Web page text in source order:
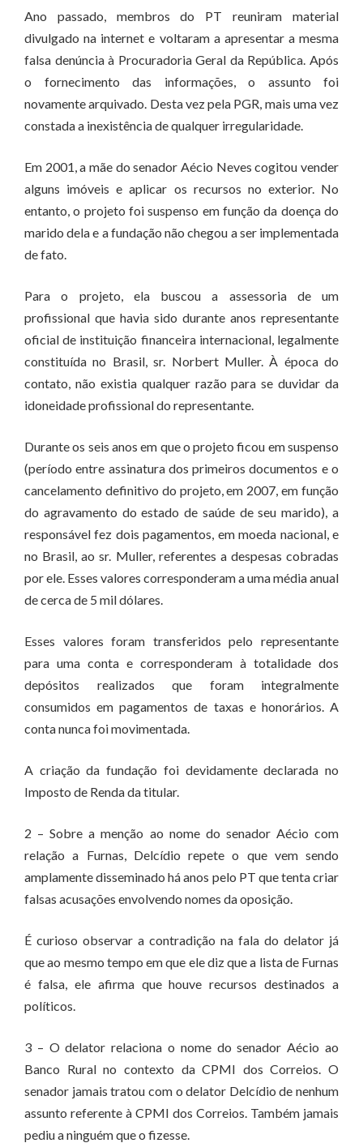
Ano passado, membros do PT reuniram material
divulgado na internet e voltaram a apresentar a mesma
falsa denúncia à Procuradoria Geral da República. Após
o fornecimento das informações, o assunto foi
novamente arquivado. Desta vez pela PGR, mais uma vez
constada a inexistência de qualquer irregularidade.
Em 2001, a mãe do senador Aécio Neves cogitou vender
alguns imóveis e aplicar os recursos no exterior. No
entanto, o projeto foi suspenso em função da doença do
marido dela e a fundação não chegou a ser implementada
de fato.
Para o projeto, ela buscou a assessoria de um
profissional que havia sido durante anos representante
oficial de instituição financeira internacional, legalmente
constituída no Brasil, sr. Norbert Muller. À época do
contato, não existia qualquer razão para se duvidar da
idoneidade profissional do representante.
Durante os seis anos em que o projeto ficou em suspenso
(período entre assinatura dos primeiros documentos e o
cancelamento definitivo do projeto, em 2007, em função
do agravamento do estado de saúde de seu marido), a
responsável fez dois pagamentos, em moeda nacional, e
no Brasil, ao sr. Muller, referentes a despesas cobradas
por ele. Esses valores corresponderam a uma média anual
de cerca de 5 mil dólares.
Esses valores foram transferidos pelo representante
para uma conta e corresponderam à totalidade dos
depósitos realizados que foram integralmente
consumidos em pagamentos de taxas e honorários. A
conta nunca foi movimentada.
A criação da fundação foi devidamente declarada no
Imposto de Renda da titular.
2 – Sobre a menção ao nome do senador Aécio com
relação a Furnas, Delcídio repete o que vem sendo
amplamente disseminado há anos pelo PT que tenta criar
falsas acusações envolvendo nomes da oposição.
É curioso observar a contradição na fala do delator já
que ao mesmo tempo em que ele diz que a lista de Furnas
é falsa, ele afirma que houve recursos destinados a
políticos.
3 – O delator relaciona o nome do senador Aécio ao
Banco Rural no contexto da CPMI dos Correios. O
senador jamais tratou com o delator Delcídio de nenhum
assunto referente à CPMI dos Correios. Também jamais
pediu a ninguém que o fizesse.